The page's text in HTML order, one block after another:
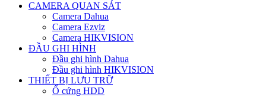
CAMERA QUAN SÁT
Camera Dahua
Camera Ezviz
Camera HIKVISION
ĐẦU GHI HÌNH
Đầu ghi hình Dahua
Đầu ghi hình HIKVISION
THIẾT BỊ LƯU TRỮ
Ổ cứng HDD